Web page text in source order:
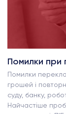
Помилки при
Помилки
грошей і
суду, банку,
Найчастіше